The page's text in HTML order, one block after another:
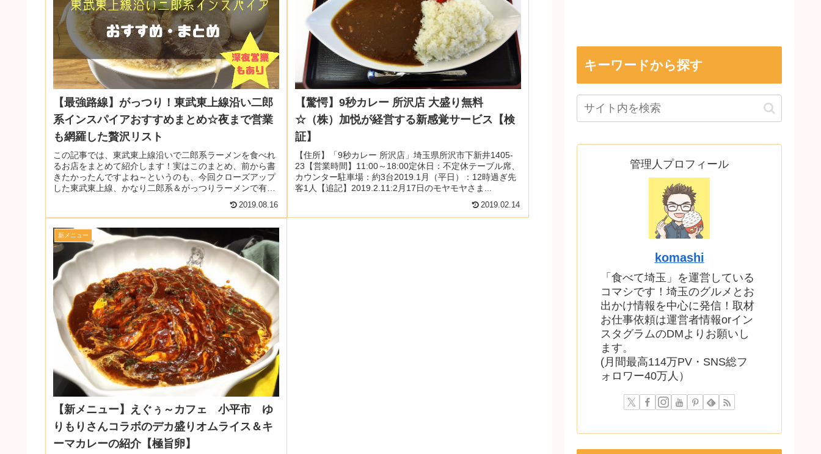
【最強路線】がっつり！東武東上線沿い二郎
系インスパイアおすすめまとめ☆夜まで営業
も網羅した贅沢リスト
この記事では、東武東上線沿いで二郎系ラーメンを食べれ
るお店をまとめて紹介します！実はこのまとめ、前から書
きたかったんですよね～というのも、今回クローズアップ
した東武東上線、かなり二郎系＆がっつりラーメンで有名
2019.08.16
【驚愕】9秒カレー 所沢店 大盛り無料
☆（株）加悦が経営する新感覚サービス【検
証】
【住所】「9秒カレー 所沢店」埼玉県所沢市下新井1405-
23【営業時間】11:00～18:00定休日：不定休テーブル席、
カウンター駐車場：約3台2019.1月（平日）：12時過ぎ先
客1人【追記】2019.2.11:2月17日のモヤモヤさま...
2019.02.14
新メニュー
【新メニュー】えぐぅ～カフェ 小平市 ゆ
りもりさんコラボのデカ盛りオムライス＆キ
ーマカレーの紹介【極旨卵】
キーワードから探す
管理人プロフィール
komashi
「食べて埼玉」を運営している
コマシです！埼玉のグルメとお
出かけ情報を中心に発信！取材
お仕事依頼は運営者情報orイン
スタグラムのDMよりお願いし
ます。
(月間最高114万PV・SNS総フ
ォロワー40万人）